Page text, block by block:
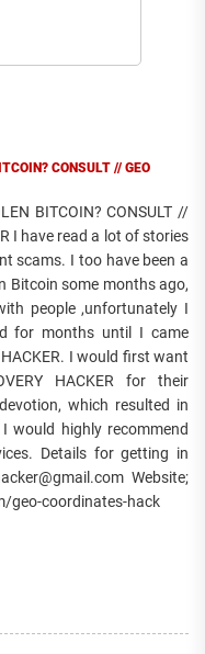
CONSULT // GEO
BITCOIN? CONSULT //
I have read a lot of stories
scams. I too have been a
Bitcoin some months ago,
people ,unfortunately I
for months until I came
HACKER. I would first want
HACKER for their
which resulted in
would highly recommend
Details for getting in
Website;
geo-coordinates-hack